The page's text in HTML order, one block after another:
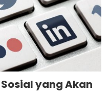
yang Akan